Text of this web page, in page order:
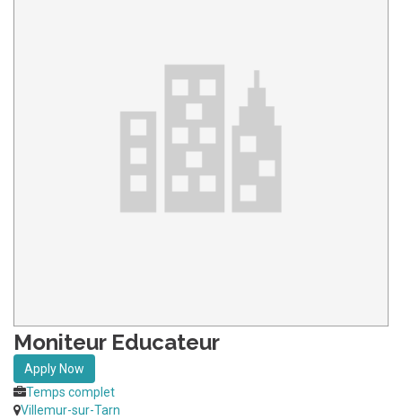
Moniteur Educateur
Apply Now
Temps complet
Villemur-sur-Tarn